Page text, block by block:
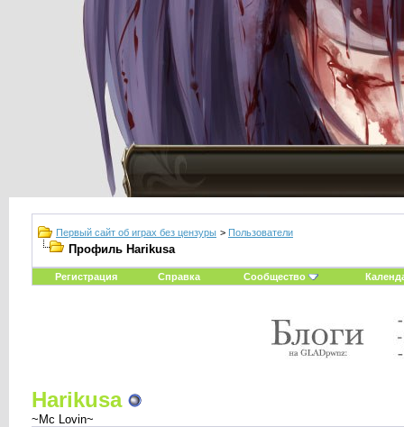
Первый сайт об играх без цензуры > Пользователи
Профиль Harikusa
Регистрация Справка Сообщество
Harikusa
~Mc Lovin~